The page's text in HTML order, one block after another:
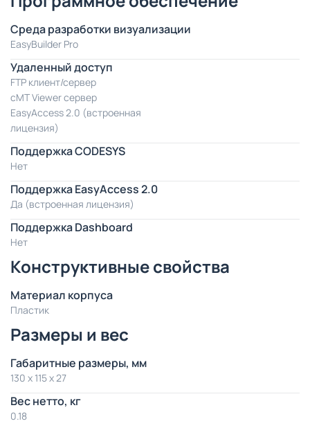
Среда разработки визуализации
EasyBuilder Pro
Удаленный доступ
FTP клиент/сервер
cMT Viewer сервер
EasyAccess 2.0 (встроенная
лицензия)
Поддержка CODESYS
Нет
Поддержка EasyAccess 2.0
Да (встроенная лицензия)
Поддержка Dashboard
Нет
Конструктивные свойства
Материал корпуса
Пластик
Размеры и вес
Габаритные размеры, мм
130 x 115 x 27
Вес нетто, кг
0.18